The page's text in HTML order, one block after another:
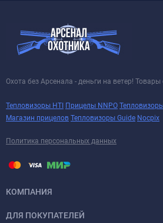
Охота без Арсенала - деньги на ветер!
Тепловизоры HTI Прицелы NNPO
Магазин прицелов Тепловизоры Guide Nocpix
Политика персональных данных
КОМПАНИЯ
ДЛЯ ПОКУПАТЕЛЕЙ